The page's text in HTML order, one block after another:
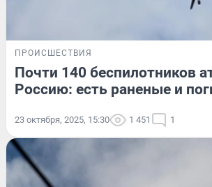
ПРОИСШЕСТВИЯ
Почти 140 беспилотников
Россию: есть раненые и
23 октября, 2025, 15:30 1 451 1